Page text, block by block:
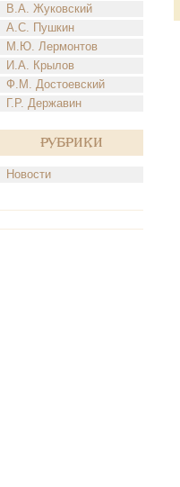
В.А. Жуковский
А.С. Пушкин
М.Ю. Лермонтов
И.А. Крылов
Ф.М. Достоевский
Г.Р. Державин
Рубрики
Новости